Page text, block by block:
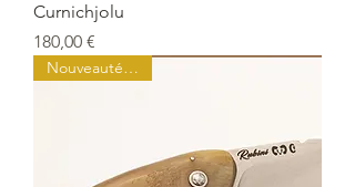
Curnichjolu
Prix
180,00 €
Nouveauté Juillet